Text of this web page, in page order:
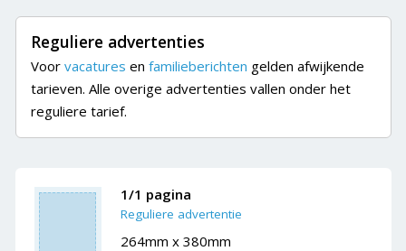
Reguliere advertenties
Voor vacatures en familieberichten gelden afwijkende
tarieven. Alle overige advertenties vallen onder het
reguliere tarief.
1/1 pagina
Reguliere advertentie
264mm x 380mm